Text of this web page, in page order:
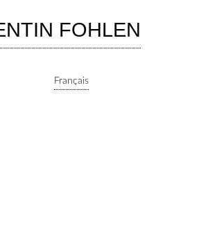
FOHLEN
Français